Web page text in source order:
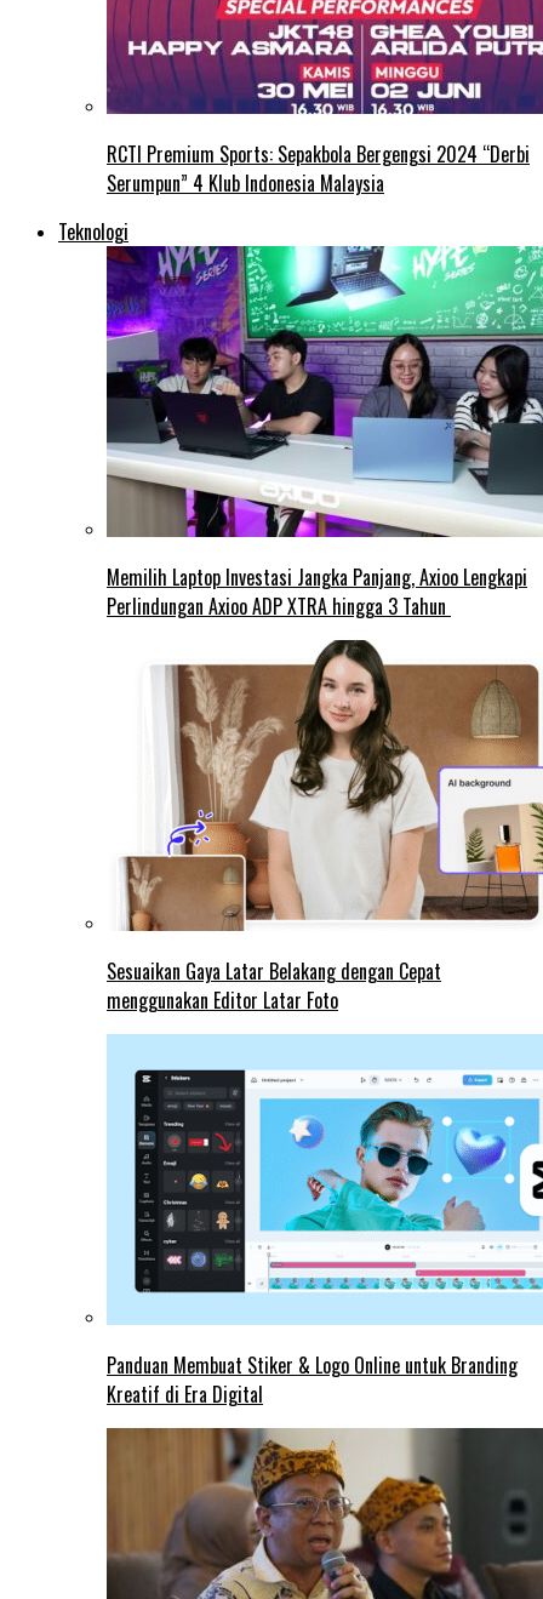
RCTI Premium Sports: Sepakbola Bergengsi 2024 “Derbi
Serumpun” 4 Klub Indonesia Malaysia
Teknologi
Memilih Laptop Investasi Jangka Panjang, Axioo Lengkapi
Perlindungan Axioo ADP XTRA hingga 3 Tahun
Sesuaikan Gaya Latar Belakang dengan Cepat
menggunakan Editor Latar Foto
Panduan Membuat Stiker & Logo Online untuk Branding
Kreatif di Era Digital